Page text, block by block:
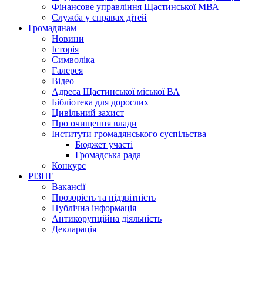
Фінансове управління Щастинської МВА
Служба у справах дітей
Громадянам
Новини
Історія
Символіка
Галерея
Відео
Адреса Щастинської міської ВА
Бібліотека для дорослих
Цивільний захист
Про очищення влади
Інститути громадянського суспільства
Бюджет участі
Громадська рада
Конкурс
РІЗНЕ
Вакансії
Прозорість та підзвітність
Публічна інформація
Антикорупційна діяльність
Декларація